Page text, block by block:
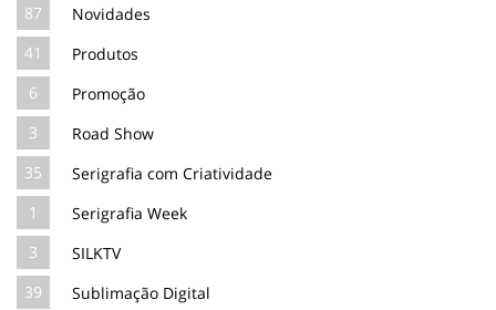
87
Novidades
41
Produtos
6
Promoção
3
Road Show
35
Serigrafia com Criatividade
1
Serigrafia Week
3
SILKTV
39
Sublimação Digital